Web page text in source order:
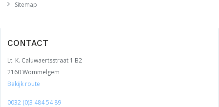
Sitemap
CONTACT
Lt. K. Caluwaertsstraat 1 B2
2160 Wommelgem
Bekijk route
0032 (0)3 484 54 89